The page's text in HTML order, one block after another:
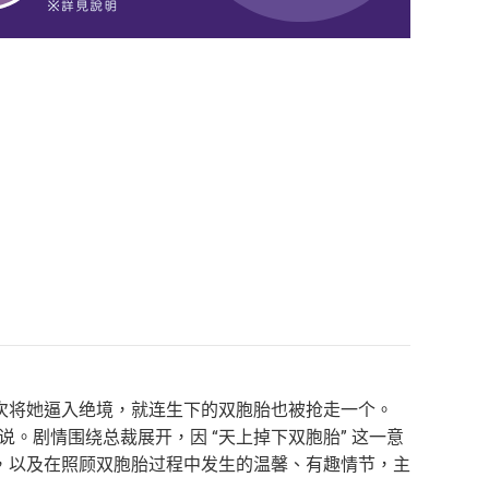
她逼入绝境，就连生下的双胞胎也被抢走一个。
剧情围绕总裁展开，因 “天上掉下双胞胎” 这一意
及在照顾双胞胎过程中发生的温馨、有趣情节，主